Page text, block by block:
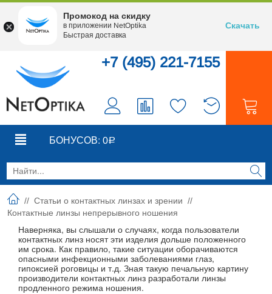
+7 (495) 221-7155
БОНУСОВ: 0Р
// Статьи о контактных линзах и зрении //
Контактные линзы непрерывного ношения
Наверняка, вы слышали о случаях, когда пользователи
контактных линз носят эти изделия дольше положенного
им срока. Как правило, такие ситуации оборачиваются
опасными инфекционными заболеваниями глаз,
гипоксией роговицы и т.д. Зная такую печальную картину
производители контактных линз разработали линзы
продленного режима ношения.
Промокод на скидку
в приложении NetOptika
Быстрая доставка
Скачать